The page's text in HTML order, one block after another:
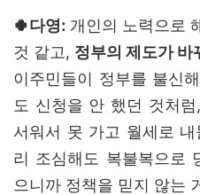
🍀다영: 개인의 노력으로
것 같고, 정부의 제도가 바
이주민들이 정부를 불신
도 신청을 안 했던 것처
서워서 못 가고 월세로
리 조심해도 복불복으로
으니까 정책을 믿지 않는